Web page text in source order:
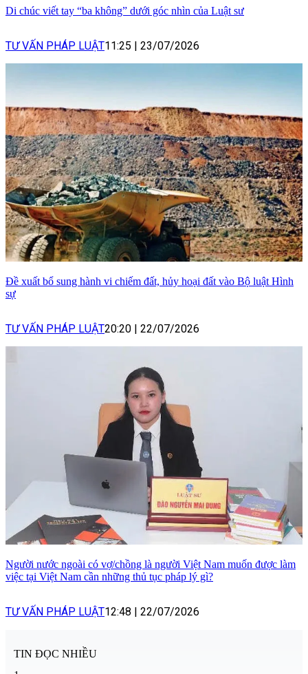
Di chúc viết tay “ba không” dưới góc nhìn của Luật sư
TƯ VẤN PHÁP LUẬT11:25 23/07/2026
Đề xuất bổ sung hành vi chiếm đất, hủy hoại đất vào Bộ luật Hình
sự
TƯ VẤN PHÁP LUẬT20:20 22/07/2026
Người nước ngoài có vợ/chồng là người Việt Nam muốn được làm
việc tại Việt Nam cần những thủ tục pháp lý gì?
TƯ VẤN PHÁP LUẬT12:48 22/07/2026
TIN ĐỌC NHIỀU